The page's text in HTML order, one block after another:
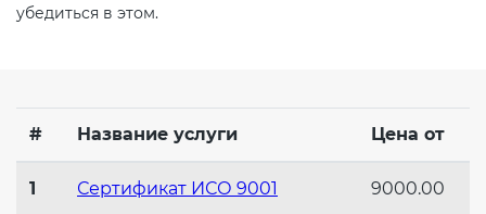
убедиться в этом.
# Название услуги Цена от
1 Сертификат ИСО 9001 9000.00